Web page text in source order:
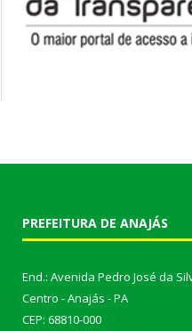
PREFEITURA DE ANAJÁS
End.: Avenida Pedro José da
Centro - Anajás - PA
CEP: 68810-000